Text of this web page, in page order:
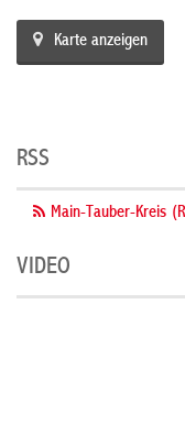
Karte anzeigen
RSS
Main-Tauber-Kreis
VIDEO